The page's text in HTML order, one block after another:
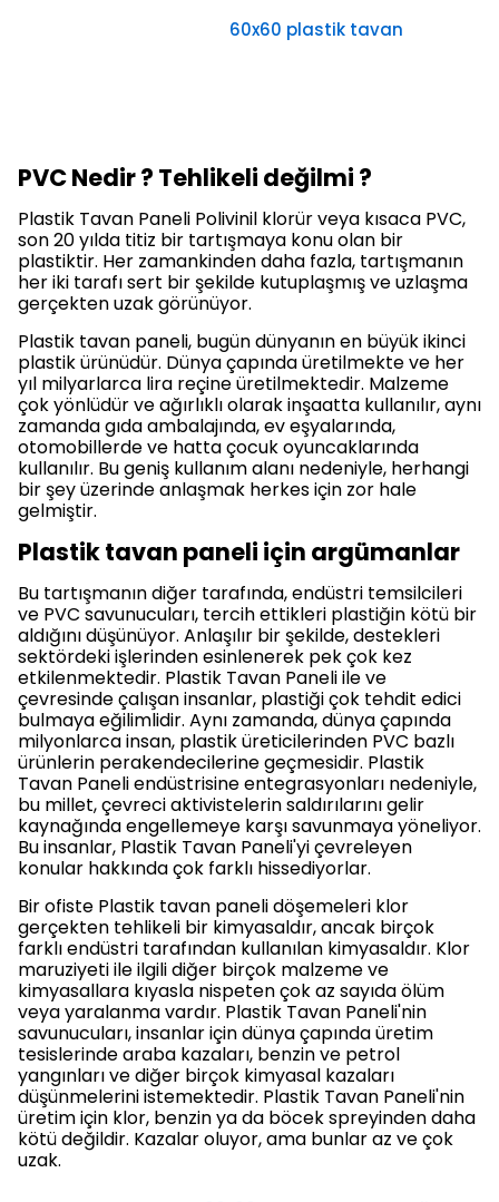
60x60 plastik tavan
PVC Nedir ? Tehlikeli değilmi ?
Plastik Tavan Paneli Polivinil klorür veya kısaca PVC,
son 20 yılda titiz bir tartışmaya konu olan bir
plastiktir. Her zamankinden daha fazla, tartışmanın
her iki tarafı sert bir şekilde kutuplaşmış ve uzlaşma
gerçekten uzak görünüyor.
Plastik tavan paneli, bugün dünyanın en büyük ikinci
plastik ürünüdür. Dünya çapında üretilmekte ve her
yıl milyarlarca lira reçine üretilmektedir. Malzeme
çok yönlüdür ve ağırlıklı olarak inşaatta kullanılır, aynı
zamanda gıda ambalajında, ev eşyalarında,
otomobillerde ve hatta çocuk oyuncaklarında
kullanılır. Bu geniş kullanım alanı nedeniyle, herhangi
bir şey üzerinde anlaşmak herkes için zor hale
gelmiştir.
Plastik tavan paneli için argümanlar
Bu tartışmanın diğer tarafında, endüstri temsilcileri
ve PVC savunucuları, tercih ettikleri plastiğin kötü bir
aldığını düşünüyor. Anlaşılır bir şekilde, destekleri
sektördeki işlerinden esinlenerek pek çok kez
etkilenmektedir. Plastik Tavan Paneli ile ve
çevresinde çalışan insanlar, plastiği çok tehdit edici
bulmaya eğilimlidir. Aynı zamanda, dünya çapında
milyonlarca insan, plastik üreticilerinden PVC bazlı
ürünlerin perakendecilerine geçmesidir. Plastik
Tavan Paneli endüstrisine entegrasyonları nedeniyle,
bu millet, çevreci aktivistelerin saldırılarını gelir
kaynağında engellemeye karşı savunmaya yöneliyor.
Bu insanlar, Plastik Tavan Paneli'yi çevreleyen
konular hakkında çok farklı hissediyorlar.
Bir ofiste Plastik tavan paneli döşemeleri klor
gerçekten tehlikeli bir kimyasaldır, ancak birçok
farklı endüstri tarafından kullanılan kimyasaldır. Klor
maruziyeti ile ilgili diğer birçok malzeme ve
kimyasallara kıyasla nispeten çok az sayıda ölüm
veya yaralanma vardır. Plastik Tavan Paneli'nin
savunucuları, insanlar için dünya çapında üretim
tesislerinde araba kazaları, benzin ve petrol
yangınları ve diğer birçok kimyasal kazaları
düşünmelerini istemektedir. Plastik Tavan Paneli'nin
üretim için klor, benzin ya da böcek spreyinden daha
kötü değildir. Kazalar oluyor, ama bunlar az ve çok
uzak.